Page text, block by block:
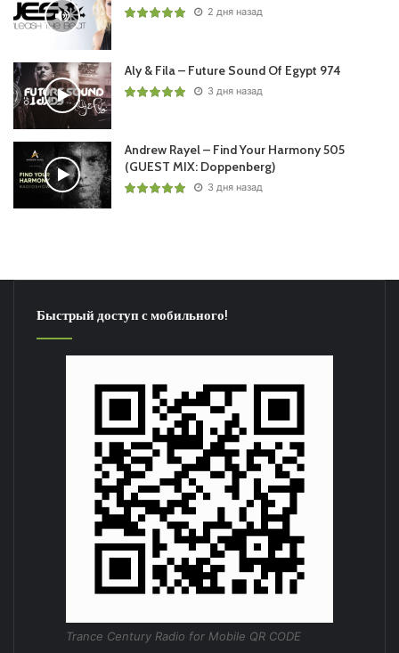
2 дня назад
Aly & Fila – Future Sound Of Egypt 974
3 дня назад
Andrew Rayel – Find Your Harmony 505
(GUEST MIX: Doppenberg)
3 дня назад
Быстрый доступ с мобильного!
Trance Century Radio for Mobile QR CODE